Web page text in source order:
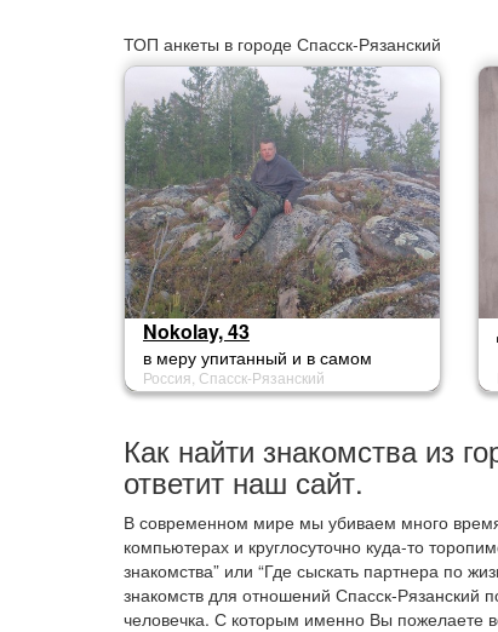
ТОП анкеты в городе Спасск-Рязанский
Nokolay, 43
в меру упитанный и в самом
рассвете сил
Россия, Спасск-Рязанский
Как найти знакомства из
ответит наш сайт.
В современном мире мы убиваем много
компьютерах и круглосуточно куда-то
знакомства” или “Где сыскать партнера по
знакомств для отношений Спасск-Рязанский
человечка. С которым именно Вы пожелаете